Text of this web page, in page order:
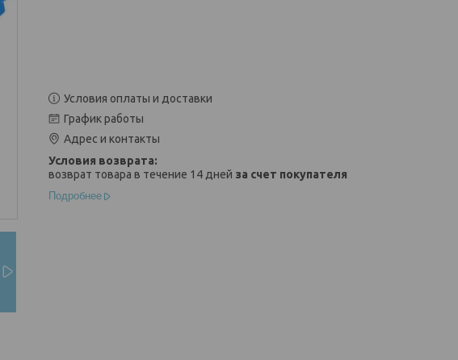
Условия оплаты и доставки
График работы
Адрес и контакты
возврат товара в течение 14 дней за счет покупателя
Подробнее